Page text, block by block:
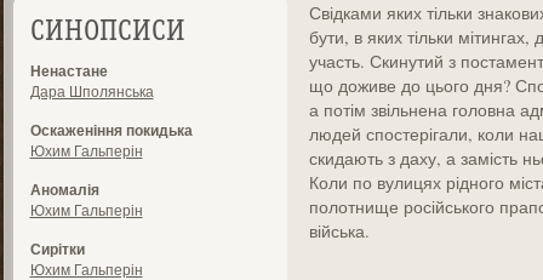
СИНОПСИСИ
Ненастане
Дара Шполянська
Оскаженіння покидька
Юхим Гальперін
Аномалія
Юхим Гальперін
Сирітки
Юхим Гальперін
Свідками яких тільки
бути, в яких тільки
участь. Скинутий з
що доживе до цього дня?
а потім звільнена головна
людей спостерігали, коли
скидають з даху, а замість
Коли по вулицях рідного
полотнище російського
війська.